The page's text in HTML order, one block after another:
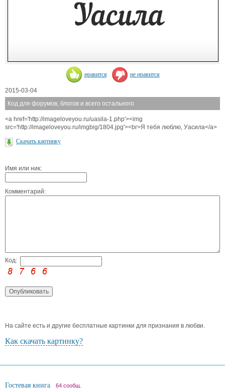
нравится не нравится
2015-03-04
Код для форумов, блогов и всего остального
<a href='http://imageloveyou.ru/uasila-1.php'><img
src='http://imageloveyou.ru/imgbig/1804.jpg'><br>Я тебя люблю, Уасила</a>
Скачать картинку
Имя или ник:
Комментарий:
Код:
На сайте есть и другие бесплатные картинки для признания в любви.
Как скачать картинку?
Гостевая книга 64 сообщ.